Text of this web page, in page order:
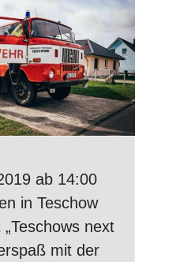
ab 14:00
in Teschow
next
mit der